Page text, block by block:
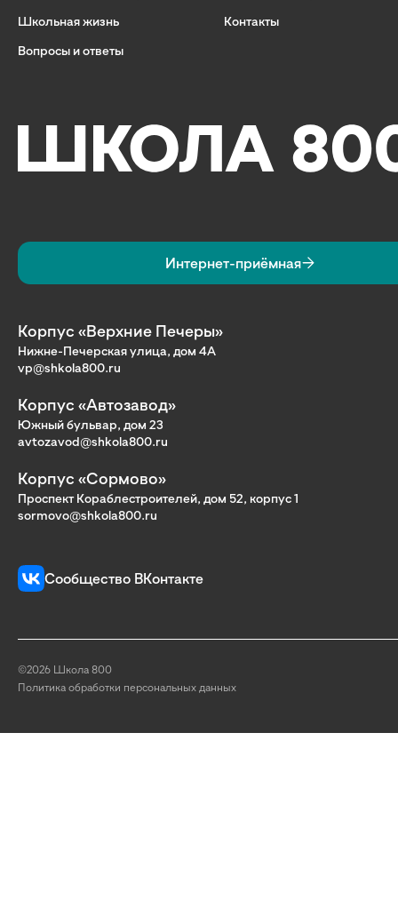
Школьная жизнь
Вопросы и ответы
Контакты
Интернет-приёмная
Корпус «Верхние Печеры»
Нижне-Печерская улица, дом 4А
vp@shkola800.ru
Корпус «Автозавод»
Южный бульвар, дом 23
avtozavod@shkola800.ru
Корпус «Сормово»
Проспект Кораблестроителей, дом 52, корпус 1
sormovo@shkola800.ru
Сообщество ВКонтакте
©2026 Школа 800
Политика обработки персональных данных